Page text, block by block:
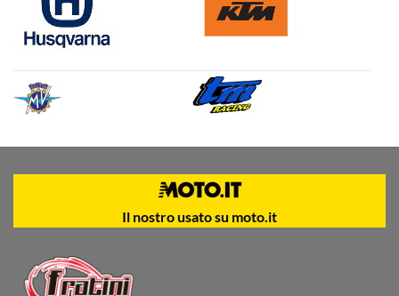
Il nostro usato su moto.it